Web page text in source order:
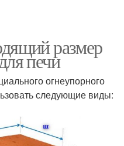
размер
печи
огнеупорного
следующие виды: